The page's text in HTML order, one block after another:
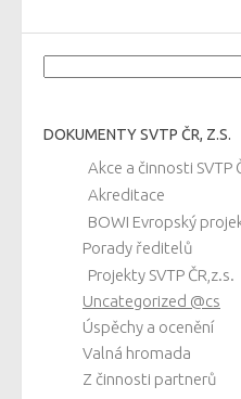
DOKUMENTY SVTP ČR, Z.S.
Akce a činnosti SVTP
Akreditace
BOWI Evropský
Porady ředitelů
Projekty SVTP ČR,z.s.
Uncategorized @cs
Úspěchy a ocenění
Valná hromada
Z činnosti partnerů